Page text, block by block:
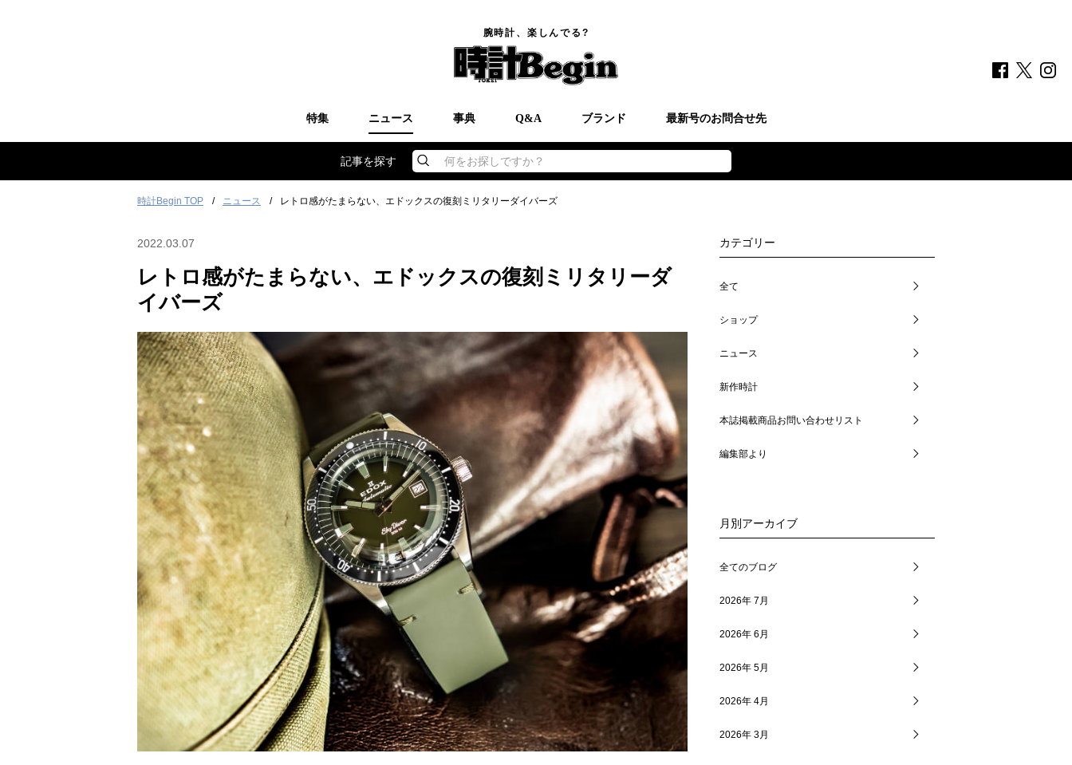
腕時計、楽しんでる?
特集 ニュース 事典 Q&A ブランド 最新号のお問合せ先
記事を探す 何をお探しですか？
時計Begin TOP ニュース レトロ感がたまらない、エドックスの復刻ミリタリーダイバーズ
2022.03.07
レトロ感がたまらない、エドックスの復刻ミリタリーダ
イバーズ
カテゴリー
全て
ショップ
ニュース
新作時計
本誌掲載商品お問い合わせリスト
編集部より
月別アーカイブ
全てのブログ
2026年 7月
2026年 6月
2026年 5月
2026年 4月
2026年 3月